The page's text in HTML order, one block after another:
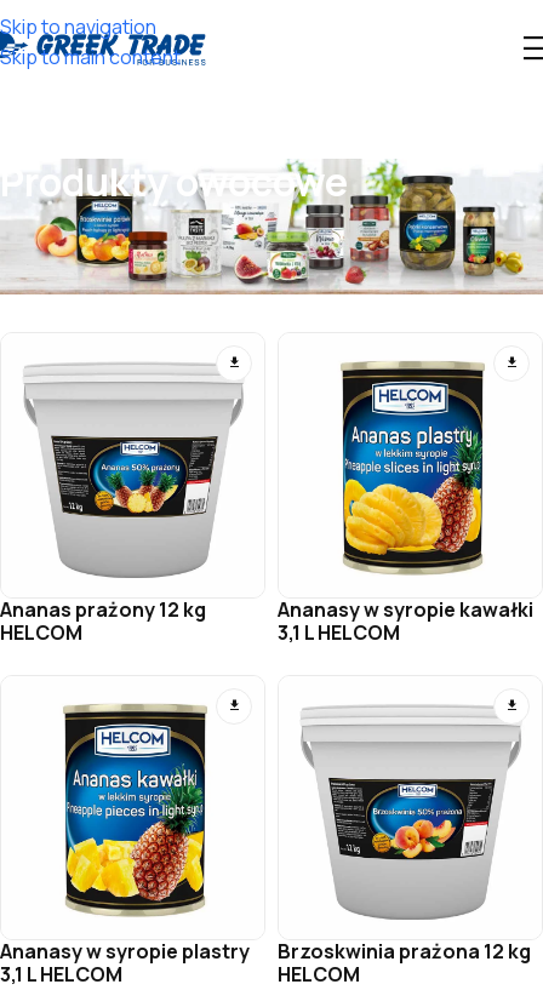
Skip to navigation
Skip to main content
Produkty owocowe
Wyświetlanie 1–12 z 66 wyników
Show sidebar
Ananas prażony 12 kg
HELCOM
Ananasy w syropie kawałki
3,1 L HELCOM
Ananasy w syropie plastry
3,1 L HELCOM
Brzoskwinia prażona 12 kg
HELCOM